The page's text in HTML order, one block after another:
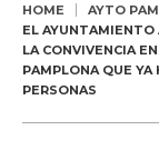
HOME
AYTO
EL AYUNTAMIENTO
LA CONVIVENCIA
PAMPLONA QUE
PERSONAS